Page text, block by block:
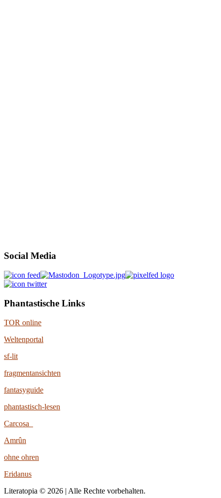
Social Media
Phantastische Links
TOR online
Weltenportal
sf-lit
fragmentansichten
fantasyguide
phantastisch-lesen
Carcosa
Amrûn
ohne ohren
Eridanus
Literatopia © 2026 | Alle Rechte vorbehalten.